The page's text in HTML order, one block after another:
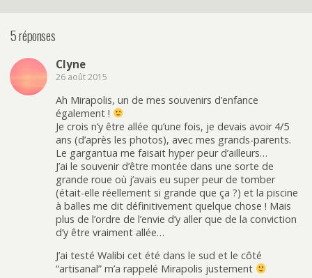
5 réponses
Clyne
26 août 2015
Ah Mirapolis, un de mes souvenirs d’enfance
également !
Je crois n’y être allée qu’une fois, je devais avoir 4/5
ans (d’après les photos), avec mes grands-parents.
Le gargantua me faisait hyper peur d’ailleurs…
J’ai le souvenir d’être montée dans une sorte de
grande roue où j’avais eu super peur de tomber
(était-elle réellement si grande que ça ?) et la piscine
à balles me dit définitivement quelque chose ! Mais
plus de l’ordre de l’envie d’y aller que de la conviction
d’y être vraiment allée…
J’ai testé Walibi cet été dans le sud et le côté
“artisanal” m’a rappelé Mirapolis justement